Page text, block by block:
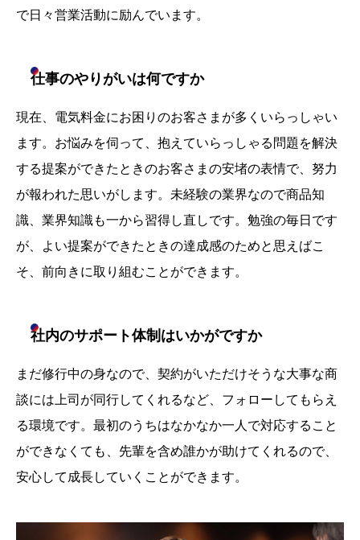
で日々営業活動に励んでいます。
仕事のやりがいは何ですか
現在、電気料金にお困りのお客さまが多くいらっしゃい
ます。お悩みを伺って、抱えていらっしゃる問題を解決
する提案ができたときのお客さまの安堵の表情で、努力
が報われた思いがします。未経験の業界なので商品知
識、業界知識も一から習得し直しです。勉強の毎日です
が、よい提案ができたときの達成感のためと思えばこ
そ、前向きに取り組むことができます。
社内のサポート体制はいかがですか
まだ修行中の身なので、契約がいただけそうな大事な商
談には上司が同行してくれるなど、フォローしてもらえ
る環境です。最初のうちはなかなか一人で対応すること
ができなくても、先輩を含め誰かが助けてくれるので、
安心して成長していくことができます。